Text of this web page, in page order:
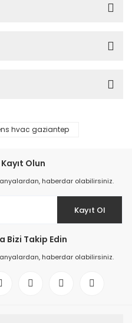
hvac gaziantep
Olun
haberdar olabilirsiniz.
Kayıt Ol
Bizi Takip Edin
haberdar olabilirsiniz.